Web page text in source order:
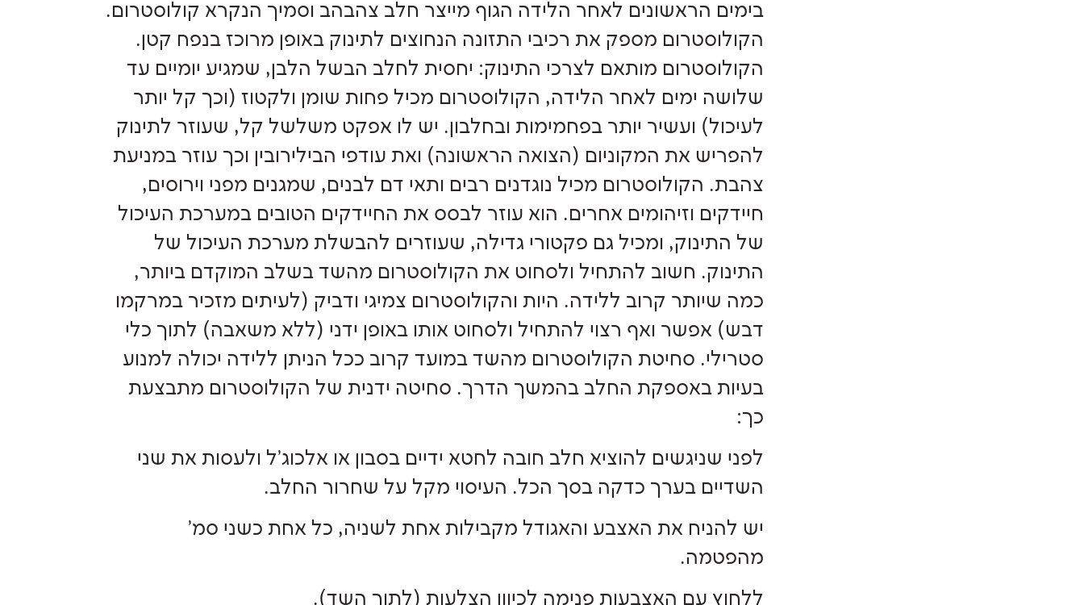
בימים הראשונים לאחר הלידה הגוף מייצר חלב צהבהב וסמיך הנקרא קולוסטרום.
הקולוסטרום מספק את רכיבי התזונה הנחוצים לתינוק באופן מרוכז בנפח קטן.
הקולוסטרום מותאם לצרכי התינוק: יחסית לחלב הבשל הלבן, שמגיע יומיים עד
שלושה ימים לאחר הלידה, הקולוסטרום מכיל פחות שומן ולקטוז (וכך קל יותר
לעיכול) ועשיר יותר בפחמימות ובחלבון. יש לו אפקט משלשל קל, שעוזר לתינוק
להפריש את המקוניום (הצואה הראשונה) ואת עודפי הבילירובין וכך עוזר במניעת
צהבת. הקולוסטרום מכיל נוגדנים רבים ותאי דם לבנים, שמגנים מפני וירוסים,
חיידקים וזיהומים אחרים. הוא עוזר לבסס את החיידקים הטובים במערכת העיכול
של התינוק, ומכיל גם פקטורי גדילה, שעוזרים להבשלת מערכת העיכול של
התינוק. חשוב להתחיל ולסחוט את הקולוסטרום מהשד בשלב המוקדם ביותר,
כמה שיותר קרוב ללידה. היות והקולוסטרום צמיגי ודביק (לעיתים מזכיר במרקמו
דבש) אפשר ואף רצוי להתחיל ולסחוט אותו באופן ידני (ללא משאבה) לתוך כלי
סטרילי. סחיטת הקולוסטרום מהשד במועד קרוב ככל הניתן ללידה יכולה למנוע
בעיות באספקת החלב בהמשך הדרך. סחיטה ידנית של הקולוסטרום מתבצעת
כך:
לפני שניגשים להוציא חלב חובה לחטא ידיים בסבון או אלכוג'ל ולעסות את שני
השדיים בערך כדקה בסך הכל. העיסוי מקל על שחרור החלב.
יש להניח את האצבע והאגודל מקבילות אחת לשניה, כל אחת כשני סמ'
מהפטמה.
ללחוץ עם האצבעות פנימה לכיוון הצלעות (לתוך השד).